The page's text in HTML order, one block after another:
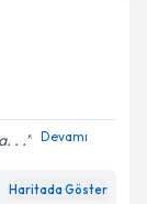
. . Devamı
Haritada Göster